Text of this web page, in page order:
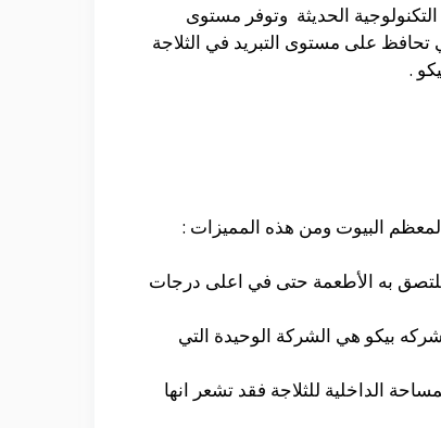
الحديثة وتوفر مستوى
التي تحافظ على مستوى التبريد في الثلاجة
.
لمعظم البيوت ومن هذه المميزات :
يلتصق به الأطعمة حتى في اعلى درجات
شركه بيكو هي الشركة الوحيدة التي
الداخلية للثلاجة فقد تشعر انها